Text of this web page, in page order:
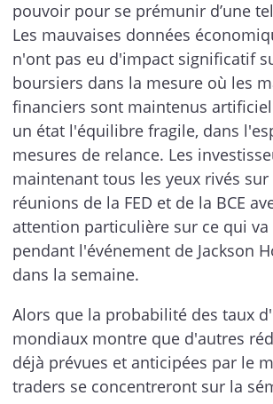
pouvoir pour se prémunir d’une
Les mauvaises données
n'ont pas eu d'impact significatif
boursiers dans la mesure où les
financiers sont maintenus
un état l'équilibre fragile, dans
mesures de relance. Les
maintenant tous les yeux rivés
réunions de la FED et de la BCE
attention particulière sur ce qui va
pendant l'événement de Jackson
dans la semaine.
Alors que la probabilité des taux
mondiaux montre que d'autres
déjà prévues et anticipées par le
traders se concentreront sur la